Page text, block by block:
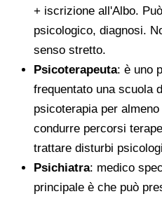
+ iscrizione all'Albo.
psicologico, diagnosi.
senso stretto.
Psicoterapeuta: è uno
frequentato una scuola
psicoterapia per
condurre percorsi
trattare disturbi
Psichiatra: medico
principale è che può